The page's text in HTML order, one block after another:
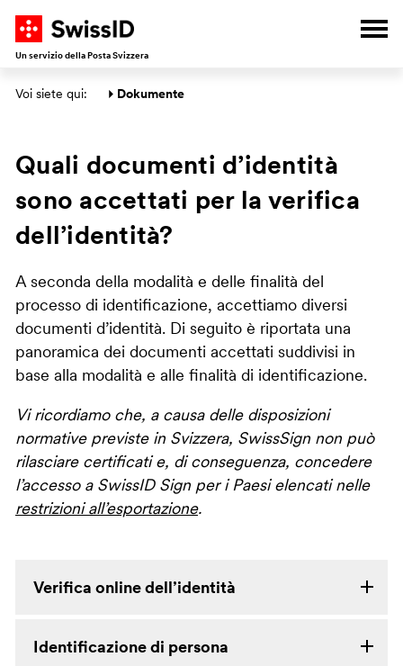
Un servizio della Posta Svizzera
Area principale
Voi siete qui: Dokumente
Quali documenti d’identità
sono accettati per la verifica
dell’identità?
A seconda della modalità e delle finalità del
processo di identificazione, accettiamo diversi
documenti d’identità. Di seguito è riportata una
panoramica dei documenti accettati suddivisi in
base alla modalità e alle finalità di identificazione.
Vi ricordiamo che, a causa delle disposizioni
normative previste in Svizzera, SwissSign non può
rilasciare certificati e, di conseguenza, concedere
l’accesso a SwissID Sign per i Paesi elencati nelle
restrizioni all’esportazione.
Verifica online dell’identità
Identificazione di persona